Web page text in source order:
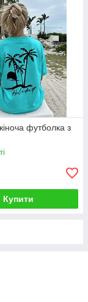
футболка з
Купити